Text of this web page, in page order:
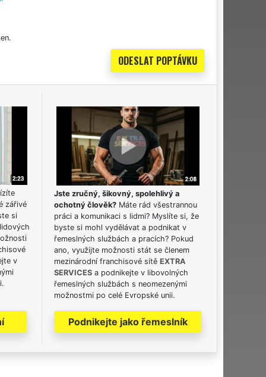
zářivé
si
v
Jste zručný, šikovný, spolehlivý a
ochotný člověk? Máte rád všestrannou
práci a komunikaci s lidmi? Myslíte si, že
byste si mohl vydělávat a podnikat v
řemeslných službách a pracích? Pokud
ano, využijte možnosti stát se členem
mezinárodní franchisové sítě EXTRA
SERVICES a podnikejte v libovolných
řemeslných službách s neomezenými
možnostmi po celé Evropské unii.
Podnikejte jako řemeslník